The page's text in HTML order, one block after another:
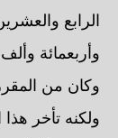
الرابع
وأربعمائة
وكان من
ولكنه تأخر